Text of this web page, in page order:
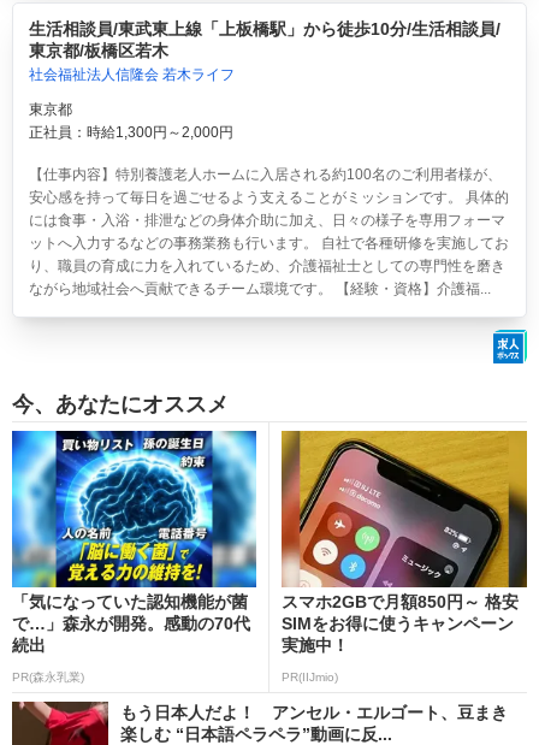
生活相談員/東武東上線「上板橋駅」から徒歩10分/生活相談員/
東京都/板橋区若木
社会福祉法人信隆会 若木ライフ
東京都
正社員：時給1,300円～2,000円
【仕事内容】特別養護老人ホームに入居される約100名のご利用者様が、
安心感を持って毎日を過ごせるよう支えることがミッションです。 具体的
には食事・入浴・排泄などの身体介助に加え、日々の様子を専用フォーマ
ットへ入力するなどの事務業務も行います。 自社で各種研修を実施してお
り、職員の育成に力を入れているため、介護福祉士としての専門性を磨き
ながら地域社会へ貢献できるチーム環境です。 【経験・資格】介護福...
今、あなたにオススメ
「気になっていた認知機能が菌
で…」森永が開発。感動の70代
続出
PR(森永乳業)
スマホ2GBで月額850円～ 格安
SIMをお得に使うキャンペーン
実施中！
PR(IIJmio)
もう日本人だよ！ アンセル・エルゴート、豆まき
楽しむ “日本語ペラペラ”動画に反...